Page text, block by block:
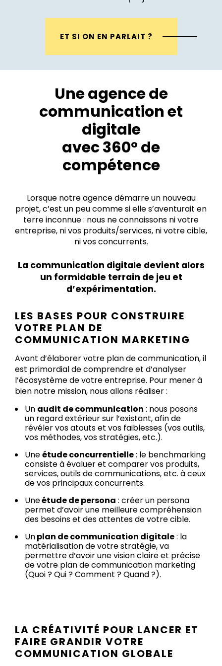
ET SI ON EN PARLAIT ?
Une agence de
communication et
digitale
avec 360° de
compétence
Lorsque notre agence démarre un nouveau
projet, c’est un peu comme si elle s’aventurait en
terre inconnue : nous ne connaissons ni votre
entreprise, ni vos produits/services, ni votre cible,
ni vos concurrents.
La communication digitale devient alors
un formidable terrain de jeu et
d’expérimentation.
LES BASES POUR CONSTRUIRE
VOTRE PLAN DE
COMMUNICATION MARKETING
Avant d’élaborer votre plan de communication, il
est primordial de comprendre et d’analyser
l’écosystème de votre entreprise. Pour mener à
bien notre mission, nous allons réaliser :
Un audit de communication : nous posons
un regard extérieur sur l’existant, afin de
révéler vos atouts et vos faiblesses (vos outils,
vos méthodes, vos stratégies, etc.).
Uneétude concurrentielle: le benchmarking
consiste à évaluer et comparer vos produits,
services, outils de communications, etc. à ceux
de vos principaux concurrents.
Uneétude de persona : créer un persona
permet d’avoir une meilleure compréhension
des besoins et des attentes de votre cible.
Unplan de communication digitale: la
matérialisation de votre stratégie, va
permettre d’avoir une vision claire et précise
de votre plan de communication marketing
(Quoi ? Qui ? Comment ? Quand ?).
LA CRÉATIVITÉ POUR LANCER ET
FAIRE GRANDIR VOTRE
COMMUNICATION GLOBALE